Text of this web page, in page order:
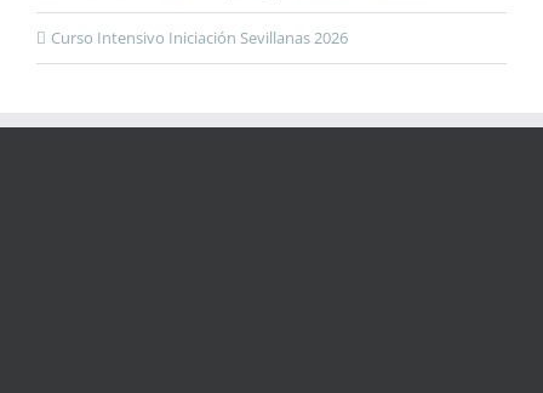
Curso Intensivo Iniciación Sevillanas 2026